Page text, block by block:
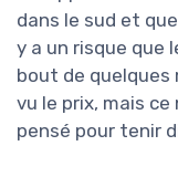
dans le sud et
y a un risque que
bout de quelques
vu le prix, mais
pensé pour tenir